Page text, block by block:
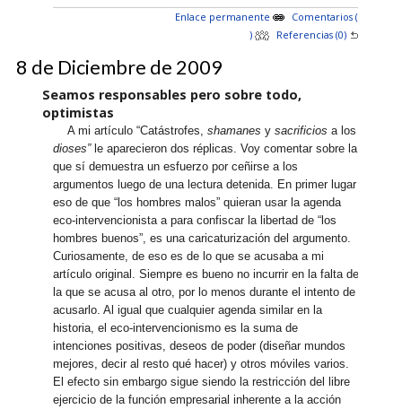
Enlace permanente
Comentarios (
)
Referencias (0)
8 de Diciembre de 2009
Seamos responsables pero sobre todo,
optimistas
A mi artículo “Catástrofes,shamanes ysacrificios a los
dioses” le aparecieron dos réplicas. Voy comentar sobre la
que sí demuestra un esfuerzo por ceñirse a los
argumentos luego de una lectura detenida. En primer lugar
eso de que “los hombres malos” quieran usar la agenda
eco-intervencionista a para confiscar la libertad de “los
hombres buenos”, es una caricaturización del argumento.
Curiosamente, de eso es de lo que se acusaba a mi
artículo original. Siempre es bueno no incurrir en la falta de
la que se acusa al otro, por lo menos durante el intento de
acusarlo. Al igual que cualquier agenda similar en la
historia, el eco-intervencionismo es la suma de
intenciones positivas, deseos de poder (diseñar mundos
mejores, decir al resto qué hacer) y otros móviles varios.
El efecto sin embargo sigue siendo la restricción del libre
ejercicio de la función empresarial inherente a la acción